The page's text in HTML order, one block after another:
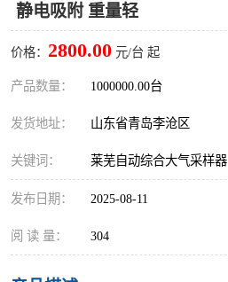
静电吸附 重量轻
价格： 2800.00 元/台 起
产品数量： 1000000.00台
发货地址： 山东省青岛李沧区
关键词： 莱芜自动综合大气采样器
发布日期： 2025-08-11
阅 读 量： 304
新宇宙仪器
烟尘净化器